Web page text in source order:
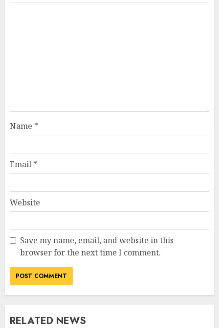
Name *
Email *
Website
Save my name, email, and website in this
browser for the next time I comment.
RELATED NEWS